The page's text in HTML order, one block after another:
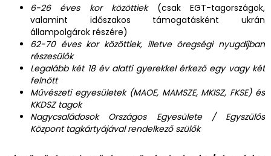
6-26 éves kor közöttiek (csak EGT-tagországok,
valamint időszakos támogatásként ukrán
állampolgárok részére)
62-70 éves kor közöttiek, illetve öregségi nyugdíjban
részesülők
Legalább két 18 év alatti gyerekkel érkező egy vagy két
felnőtt
Művészeti egyesületek (MAOE, MAMSZE, MKISZ, FKSE) és
KKDSZ tagok
Nagycsaládosok Országos Egyesülete / Egyszülős
Központ tagkártyájával rendelkező szülők